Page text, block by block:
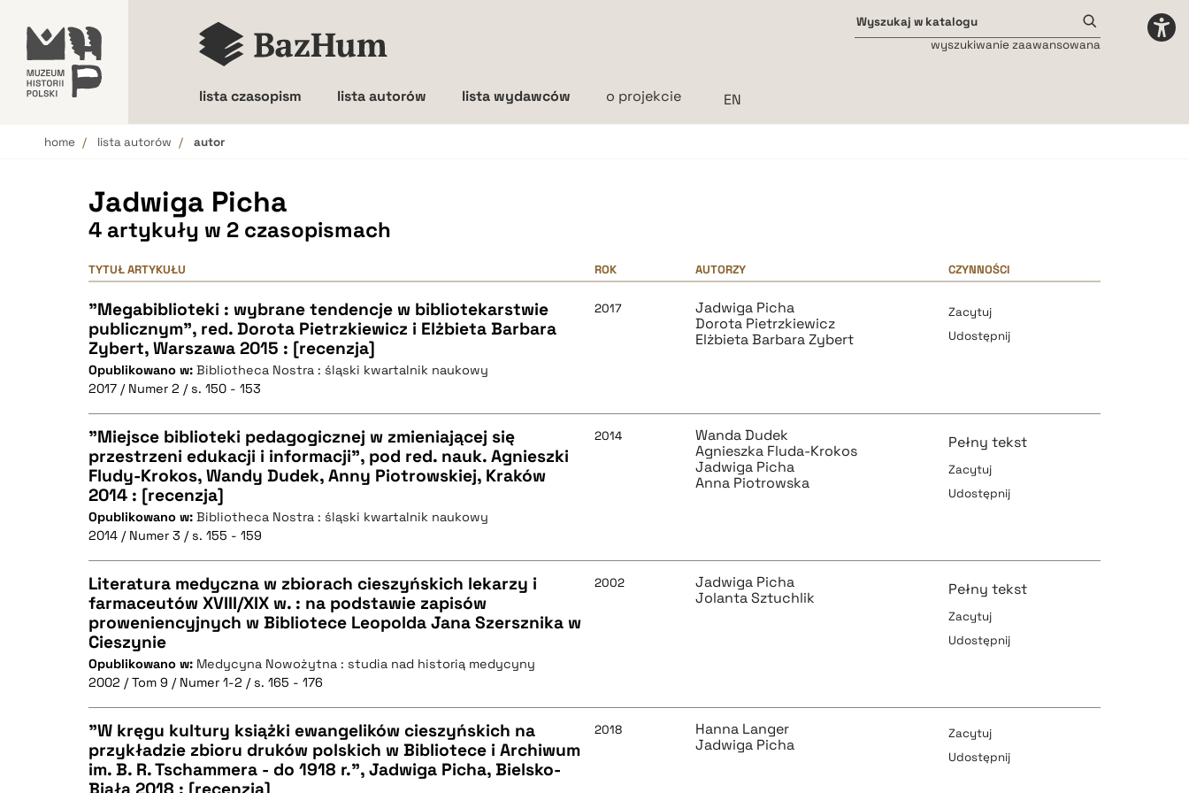
lista czasopism lista autorów lista wydawców o projekcie
wyszukiwanie zaawansowana
home lista autorów autor
Jadwiga Picha
4 artykuły w 2 czasopismach
TYTUŁ ARTYKUŁU ROK AUTORZY CZYNNOŚCI
"Megabiblioteki : wybrane tendencje w bibliotekarstwie
publicznym", red. Dorota Pietrzkiewicz i Elżbieta Barbara
Zybert, Warszawa 2015 : [recenzja]
Opublikowano w: Bibliotheca Nostra : śląski kwartalnik naukowy
2017 / Numer 2 / s. 150 - 153
2017
Jadwiga Picha
Dorota Pietrzkiewicz
Elżbieta Barbara Zybert
Zacytuj
Udostępnij
CZYSTY TEKST
BIBTEX
pobierz cytat
"Miejsce biblioteki pedagogicznej w zmieniającej się
przestrzeni edukacji i informacji", pod red. nauk. Agnieszki
Fludy-Krokos, Wandy Dudek, Anny Piotrowskiej, Kraków
2014 : [recenzja]
Opublikowano w: Bibliotheca Nostra : śląski kwartalnik naukowy
2014 / Numer 3 / s. 155 - 159
2014
Wanda Dudek
Agnieszka Fluda-Krokos
Jadwiga Picha
Anna Piotrowska
Pełny tekst
Zacytuj
Udostępnij
CZYSTY TEKST
BIBTEX
pobierz cytat
Literatura medyczna w zbiorach cieszyńskich lekarzy i
farmaceutów XVIII/XIX w. : na podstawie zapisów
proweniencyjnych w Bibliotece Leopolda Jana Szersznika w
Cieszynie
Opublikowano w: Medycyna Nowożytna : studia nad historią medycyny
2002 / Tom 9 / Numer 1-2 / s. 165 - 176
2002
Jadwiga Picha
Jolanta Sztuchlik
Pełny tekst
Zacytuj
Udostępnij
CZYSTY TEKST
"W kręgu kultury książki ewangelików cieszyńskich na
przykładzie zbioru druków polskich w Bibliotece i Archiwum
im. B. R. Tschammera - do 1918 r.", Jadwiga Picha, Bielsko-
2018
Hanna Langer
Jadwiga Picha
Zacytuj
Udostępnij